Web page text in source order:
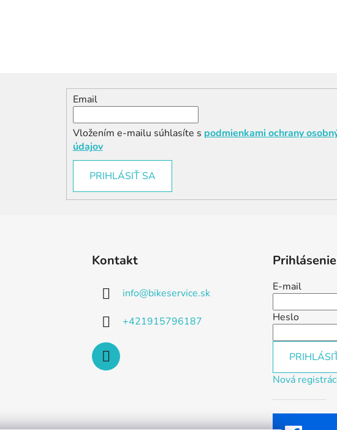
Email
Vložením e-mailu súhlasíte s podmienkami ochrany
údajov
PRIHLÁSIŤ SA
Kontakt
info@bikeservice.sk
+421915796187
Prihlásenie
E-mail
Heslo
Nová